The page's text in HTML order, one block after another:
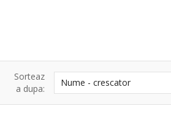
Sorteaz
a dupa:
Nume - crescator